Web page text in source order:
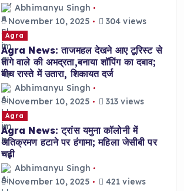
Abhimanyu Singh
November 10, 2025
304 views
Agra
Agra News: ताजमहल देखने आए टूरिस्ट से
तांगे वाले की अभद्रता,बनाया शॉपिंग का दबाव;
बीच रास्ते में उतारा, शिकायत दर्ज
Abhimanyu Singh
November 10, 2025
313 views
Agra
Agra News: ट्रांस यमुना कॉलोनी में
अतिक्रमण हटाने पर हंगामा; महिला जेसीबी पर
चढ़ी
Abhimanyu Singh
November 10, 2025
421 views